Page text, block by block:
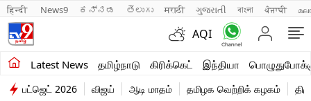
हिन्दी News9 ಕನ್ನಡ తెలుగు मराठी ગુજરાતી বাংলা ਪੰਜਾਬੀ
AQI
Latest News தமிழ்நாடு கிரிக்கெட் இந்தியா
சமீபத்திய செய்திகள்
தமிழ்நாடு
பட்ஜெட் 2026 விஜய் ஆடி மாதம் தமிழக வெற்றிக் கழகம்